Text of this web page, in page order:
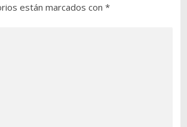
están marcados con *